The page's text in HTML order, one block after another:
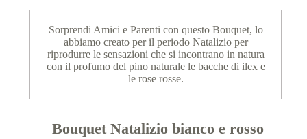
Sorprendi Amici e Parenti con questo Bouquet, lo
abbiamo creato per il periodo Natalizio per
riprodurre le sensazioni che si incontrano in natura
con il profumo del pino naturale le bacche di ilex e
le rose rosse.
Bouquet Natalizio bianco e rosso